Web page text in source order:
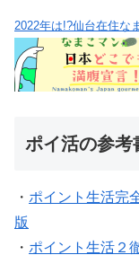
2022年は!?仙台在住な
ポイ活の参考
・ ポイント生活完
版
・ ポイント生活２